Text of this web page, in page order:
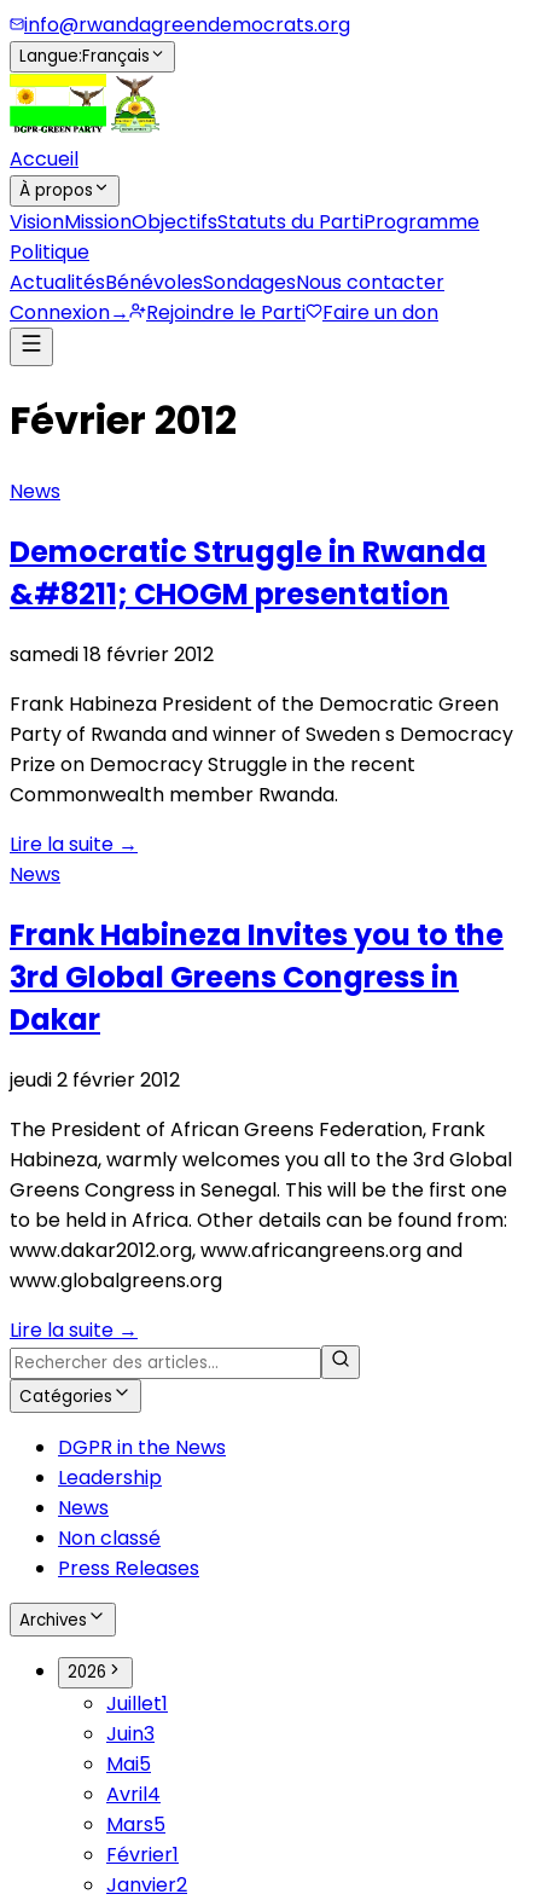
info@rwandagreendemocrats.org
Langue:Français
Accueil
À propos
VisionMissionObjectifsStatuts du PartiProgramme
Politique
ActualitésBénévolesSondagesNous contacter
Connexion→ Rejoindre le Parti Faire un don
Février 2012
News
Democratic Struggle in Rwanda
&#8211; CHOGM presentation
samedi 18 février 2012
Frank Habineza President of the Democratic Green
Party of Rwanda and winner of Sweden s Democracy
Prize on Democracy Struggle in the recent
Commonwealth member Rwanda.
Lire la suite →
News
Frank Habineza Invites you to the
3rd Global Greens Congress in
Dakar
jeudi 2 février 2012
The President of African Greens Federation, Frank
Habineza, warmly welcomes you all to the 3rd Global
Greens Congress in Senegal. This will be the first one
to be held in Africa. Other details can be found from:
www.dakar2012.org, www.africangreens.org and
www.globalgreens.org
Lire la suite →
Catégories
DGPR in the News
Leadership
News
Non classé
Press Releases
Archives
2026
Juillet1
Juin3
Mai5
Avril4
Mars5
Février1
Janvier2